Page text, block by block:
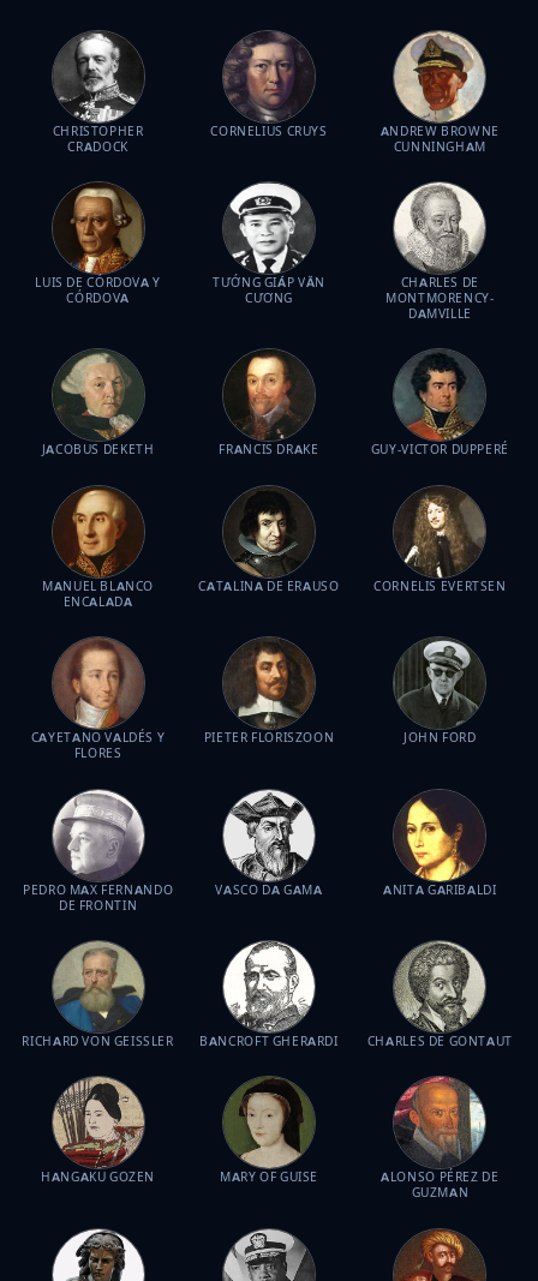
CHRISTOPHER
CRADOCK
CORNELIUS CRUYS
ANDREW BROWNE
CUNNINGHAM
LUIS DE CÓRDOVA Y
CÓRDOVA
TƯỚNG GIÁP VĂN
CƯƠNG
CHARLES DE
MONTMORENCY-
DAMVILLE
JACOBUS DEKETH FRANCIS DRAKE GUY-VICTOR DUPPERÉ
MANUEL BLANCO
ENCALADA
CATALINA DE ERAUSO CORNELIS EVERTSEN
CAYETANO VALDÉS Y
FLORES
PIETER FLORISZOON JOHN FORD
PEDRO MAX FERNANDO
DE FRONTIN
VASCO DA GAMA ANITA GARIBALDI
RICHARD VON GEISSLER BANCROFT GHERARDI CHARLES DE GONTAUT
HANGAKU GOZEN MARY OF GUISE
ALONSO PÉREZ DE
GUZMAN